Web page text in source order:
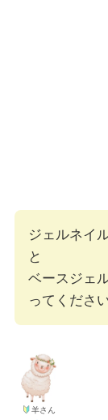
ジェルネイ
と
ベースジェ
ってくださ
羊さん